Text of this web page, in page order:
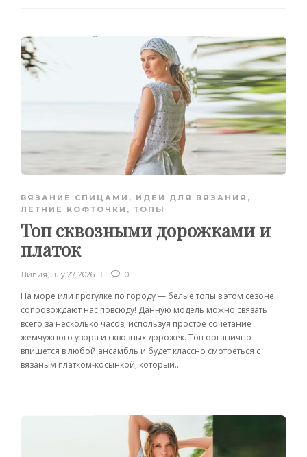
ВЯЗАНИЕ СПИЦАМИ , ИДЕИ ДЛЯ ВЯЗАНИЯ ,
ЛЕТНИЕ КОФТОЧКИ, ТОПЫ
Топ сквозными дорожками и
платок
Лилия July 27, 2026 0
На море или прогулке по городу — белые топы в этом сезоне
сопровождают нас повсюду! Данную модель можно связать
всего за несколько часов, используя простое сочетание
жемчужного узора и сквозных дорожек. Топ органично
впишется в любой ансамбль и будет классно смотреться с
вязаным платком-косынкой, который...